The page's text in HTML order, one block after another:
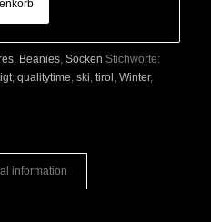
, Beanies, Socken Stichworte:
, qualitytime ski tirol Winter,
information